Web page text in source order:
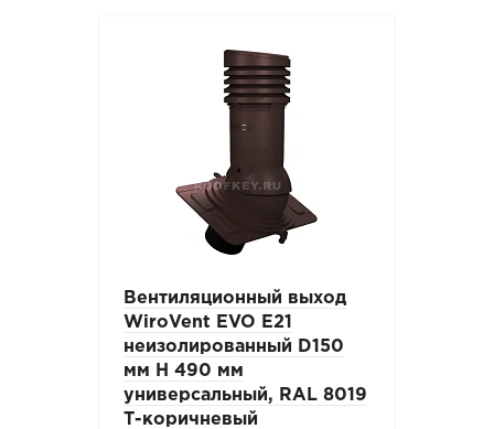
Вентиляционный выход
WiroVent EVO E21
неизолированный D150
мм Н 490 мм
универсальный, RAL 8019
Т-коричневый